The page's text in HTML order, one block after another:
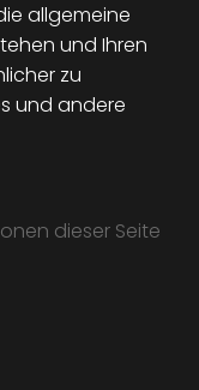
suchen kostenlos
allgemeine
und Ihren
zu
und andere
dieser Seite